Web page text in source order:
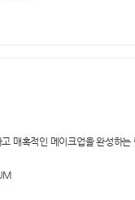
매혹적인 메이크업을 완성하는